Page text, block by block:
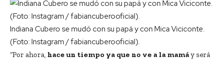
Indiana Cubero se mudó con su papá y con Mica Viciconte.
(Foto: Instagram / fabiancuberooficial).
“Por ahora, hace un tiempo ya que no ve a la mamáy será